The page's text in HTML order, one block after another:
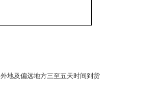
地及偏远地方三至五天时间到货